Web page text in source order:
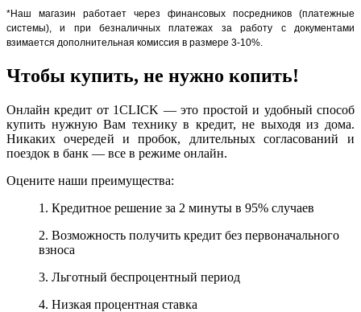
*Наш магазин работает через финансовых посредников (платежные
системы), и при безналичных платежах за работу с документами
взимается дополнительная комиссия в размере 3-10%.
Чтобы купить, не нужно копить!
Онлайн кредит от 1CLICK — это простой и удобный способ
купить нужную Вам технику в кредит, не выходя из дома.
Никаких очередей и пробок, длительных согласований и
поездок в банк — все в режиме онлайн.
Оцените наши преимущества:
1. Кредитное решение за 2 минуты в 95% случаев
2. Возможность получить кредит без первоначального
взноса
3. Льготный беспроцентный период
4. Низкая процентная ставка